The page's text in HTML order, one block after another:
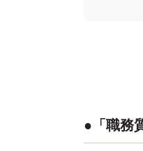
●「職務